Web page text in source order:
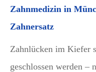
Zahnmedizin in
Zahnersatz
Zahnlücken im Kiefer
geschlossen werden –